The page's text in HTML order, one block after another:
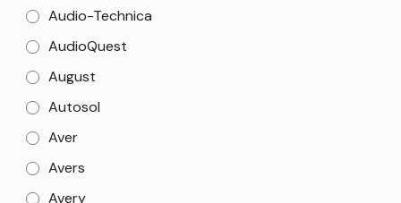
Audio-Technica
AudioQuest
August
Autosol
Aver
Avers
Avery